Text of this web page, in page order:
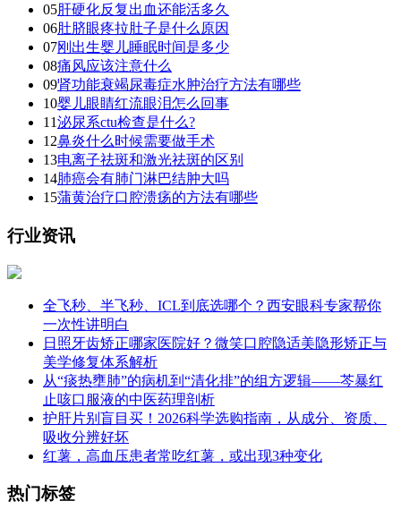
05肝硬化反复出血还能活多久
06肚脐眼疼拉肚子是什么原因
07刚出生婴儿睡眠时间是多少
08痛风应该注意什么
09肾功能衰竭尿毒症水肿治疗方法有哪些
10婴儿眼睛红流眼泪怎么回事
11泌尿系ctu检查是什么?
12鼻炎什么时候需要做手术
13电离子祛斑和激光祛斑的区别
14肺癌会有肺门淋巴结肿大吗
15蒲黄治疗口腔溃疡的方法有哪些
行业资讯
全飞秒、半飞秒、ICL到底选哪个？西安眼科专家帮你
一次性讲明白
日照牙齿矫正哪家医院好？微笑口腔隐适美隐形矫正与
美学修复体系解析
从“痰热壅肺”的病机到“清化排”的组方逻辑——芩暴红
止咳口服液的中医药理剖析
护肝片别盲目买！2026科学选购指南，从成分、资质、
吸收分辨好坏
红薯，高血压患者常吃红薯，或出现3种变化
热门标签